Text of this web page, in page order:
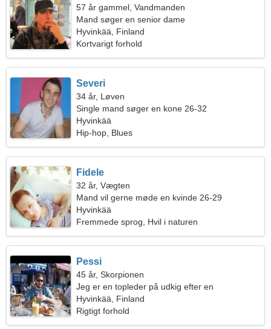
57 år gammel, Vandmanden
Mand søger en senior dame
Hyvinkää, Finland
Kortvarigt forhold
Severi
34 år, Løven
Single mand søger en kone 26-32
Hyvinkää
Hip-hop, Blues
Fidele
32 år, Vægten
Mand vil gerne møde en kvinde 26-29
Hyvinkää
Fremmede sprog, Hvil i naturen
Pessi
45 år, Skorpionen
Jeg er en topleder på udkig efter en
følelsesladet kvinde
Hyvinkää, Finland
Rigtigt forhold